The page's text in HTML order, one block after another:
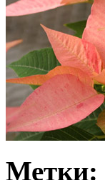
Метки: